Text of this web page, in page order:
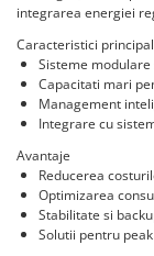
Statii de
Victron Energy
MPPT
Accesorii Victron
Acumulatori
Invertor Hibrid -
Statii de
HV
US
SMA
Sungrow
SBH
SBR battery
SBS
Accesorii stocare
Cabluri aluminiu
bransament
Cabluri aluminiu
Cabluri aluminiu
Cabluri aluminiu
Cabluri energie
cupru
Cabluri cupru
Cabluri cupru
Cutie ABS
Doze
Doze aparat
Jgheaburi
Jgheab tip sarma
Tablou metalic
Tablou
Intrerupatoare
AFDD
Intrerupatoare
Intrerupatoare
diferentiale
Intrerupatoare
Separator sarcina
Relee
Aplica LED
Corpuri solare
Corpuri solare
Iluminat festiv
Instalatii sarbatori
Lanterne
Stalpi de iluminat
integrarea energiei
Caracteristici
Sisteme modulare
Capacitati mari
Management
Integrare cu
Avantaje
Reducerea
Optimizarea
Stabilitate si
Solutii pentru